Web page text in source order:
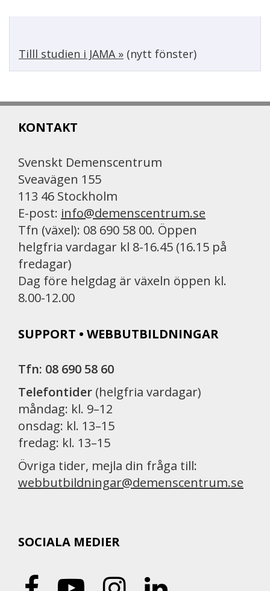
Tilll studien i JAMA » (nytt fönster)
KONTAKT
Svenskt Demenscentrum
Sveavägen 155
113 46 Stockholm
E-post: info@demenscentrum.se
Tfn (växel): 08 690 58 00. Öppen
helgfria vardagar kl 8-16.45 (16.15 på
fredagar)
Dag före helgdag är växeln öppen kl.
8.00-12.00
SUPPORT • WEBBUTBILDNINGAR
Tfn: 08 690 58 60
Telefontider (helgfria vardagar)
måndag: kl. 9–12
onsdag: kl. 13–15
fredag: kl. 13–15
Övriga tider, mejla din fråga till:
webbutbildningar@demenscentrum.se
SOCIALA MEDIER